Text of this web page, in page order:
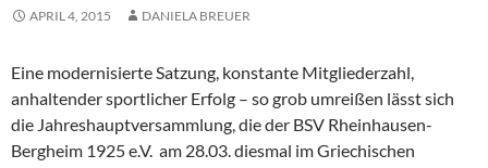
APRIL 4, 2015 DANIELA BREUER
Eine modernisierte Satzung, konstante Mitgliederzahl,
anhaltender sportlicher Erfolg – so grob umreißen lässt sich
die Jahreshauptversammlung, die der BSV Rheinhausen-
Bergheim 1925 e.V. am 28.03. diesmal im Griechischen